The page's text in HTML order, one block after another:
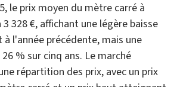
le prix moyen du mètre carré à
328 €, affichant une légère baisse
l'année précédente, mais une
% sur cinq ans. Le marché
répartition des prix, avec un prix